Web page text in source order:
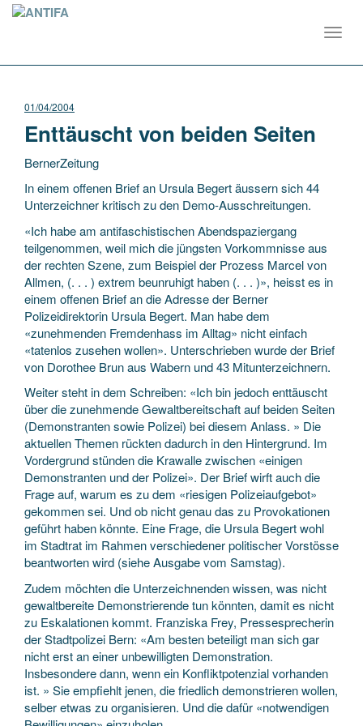
01/04/2004
Enttäuscht von beiden Seiten
BernerZeitung
In einem offenen Brief an Ursula Begert äussern sich 44
Unterzeichner kritisch zu den Demo-Ausschreitungen.
«Ich habe am antifaschistischen Abendspaziergang
teilgenommen, weil mich die jüngsten Vorkommnisse aus
der rechten Szene, zum Beispiel der Prozess Marcel von
Allmen, (. . . ) extrem beunruhigt haben (. . . )», heisst es in
einem offenen Brief an die Adresse der Berner
Polizeidirektorin Ursula Begert. Man habe dem
«zunehmenden Fremdenhass im Alltag» nicht einfach
«tatenlos zusehen wollen». Unterschrieben wurde der Brief
von Dorothee Brun aus Wabern und 43 Mitunterzeichnern.
Weiter steht in dem Schreiben: «Ich bin jedoch enttäuscht
über die zunehmende Gewaltbereitschaft auf beiden Seiten
(Demonstranten sowie Polizei) bei diesem Anlass. » Die
aktuellen Themen rückten dadurch in den Hintergrund. Im
Vordergrund stünden die Krawalle zwischen «einigen
Demonstranten und der Polizei». Der Brief wirft auch die
Frage auf, warum es zu dem «riesigen Polizeiaufgebot»
gekommen sei. Und ob nicht genau das zu Provokationen
geführt haben könnte. Eine Frage, die Ursula Begert wohl
im Stadtrat im Rahmen verschiedener politischer Vorstösse
beantworten wird (siehe Ausgabe vom Samstag).
Zudem möchten die Unterzeichnenden wissen, was nicht
gewaltbereite Demonstrierende tun könnten, damit es nicht
zu Eskalationen kommt. Franziska Frey, Pressesprecherin
der Stadtpolizei Bern: «Am besten beteiligt man sich gar
nicht erst an einer unbewilligten Demonstration.
Insbesondere dann, wenn ein Konfliktpotenzial vorhanden
ist. » Sie empfiehlt jenen, die friedlich demonstrieren wollen,
selber etwas zu organisieren. Und die dafür «notwendigen